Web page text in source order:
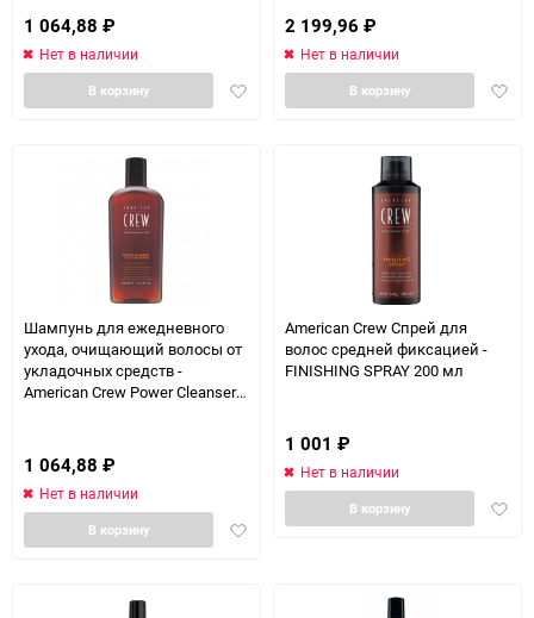
1 064,88 ₽
Нет в наличии
Добавить
В корзину
2 199,96 ₽
Нет в наличии
В корзину
Шампунь для ежедневного
ухода, очищающий волосы от
укладочных средств -
American Crew Power Cleanser
1 064,88 ₽
Нет в наличии
Добавить
В корзину
American Crew Спрей для
волос средней фиксацией -
FINISHING SPRAY 200 мл
1 001 ₽
Нет в наличии
В корзину